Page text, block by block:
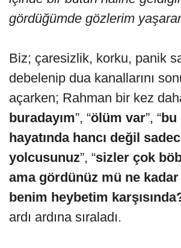
gördüğümde gözlerim
Biz; çaresizlik, korku, panik
debelenip dua kanallarını
açarken; Rahman bir kez
buradayım”, “ölüm var”, “bu
hayatında hancı değil
yolcusunuz”, “sizler çok
ama gördünüz mü ne
benim heybetim
ardı ardına sıraladı.